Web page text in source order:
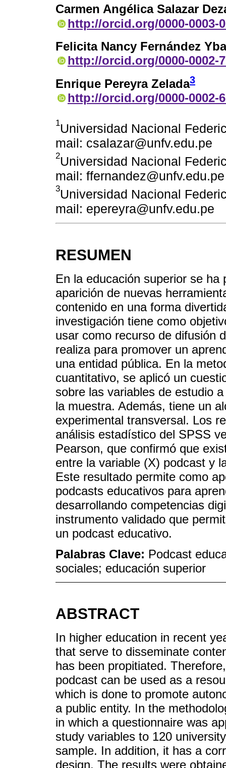
Carmen Angélica Salazar
http://orcid.org/0000-0003-
Felicita Nancy Fernández
http://orcid.org/0000-0002-
Enrique Pereyra Zelada3
http://orcid.org/0000-0002-
1Universidad Nacional
mail: csalazar@unfv.edu.pe
2Universidad Nacional
mail: ffernandez@unfv.edu.pe
3Universidad Nacional
mail: epereyra@unfv.edu.pe
RESUMEN
En la educación superior se
aparición de nuevas
contenido en una forma
investigación tiene como
usar como recurso de difusión
realiza para promover un
una entidad pública. En la
cuantitativo, se aplicó un
sobre las variables de estudio
la muestra. Además, tiene un
experimental transversal. Los
análisis estadístico del SPSS
Pearson, que confirmó que
entre la variable (X) podcast y
Este resultado permite como
podcasts educativos para
desarrollando competencias
instrumento validado que
un podcast educativo.
Palabras Clave: Podcast
sociales; educación superior
ABSTRACT
In higher education in recent
that serve to disseminate
has been propitiated.
podcast can be used as a
which is done to promote
a public entity. In the
in which a questionnaire was
study variables to 120
sample. In addition, it has a
design. The results were